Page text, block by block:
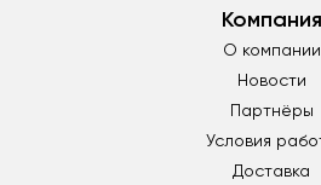
Компания
О компании
Новости
Партнёры
Условия
Доставка